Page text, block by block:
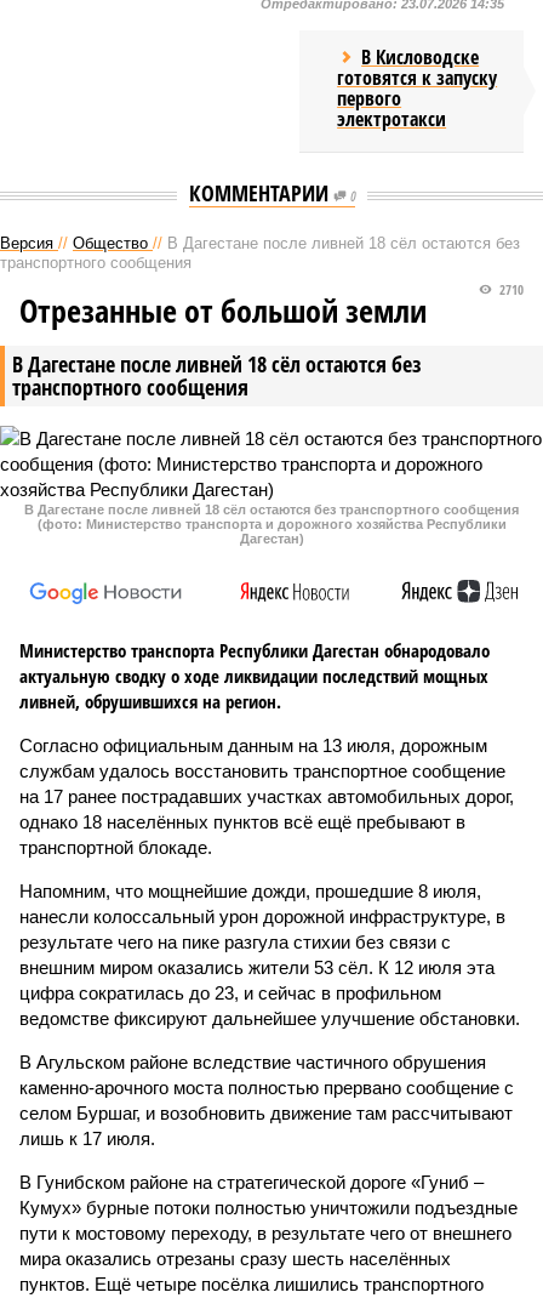
Отредактировано: 23.07.2026 14:35
В Кисловодске
готовятся к запуску
первого
электротакси
КОММЕНТАРИИ 0
Версия // Общество // В Дагестане после ливней 18 сёл остаются без
транспортного сообщения
В Дагестане после ливней 18 сёл остаются без
транспортного сообщения
2710
Отрезанные от большой земли
В Дагестане после ливней 18 сёл остаются без транспортного сообщения
(фото: Министерство транспорта и дорожного хозяйства Республики
Дагестан)
Министерство транспорта Республики Дагестан обнародовало
актуальную сводку о ходе ликвидации последствий мощных
ливней, обрушившихся на регион.
Согласно официальным данным на 13 июля, дорожным
службам удалось восстановить транспортное сообщение
на 17 ранее пострадавших участках автомобильных дорог,
однако 18 населённых пунктов всё ещё пребывают в
транспортной блокаде.
Напомним, что мощнейшие дожди, прошедшие 8 июля,
нанесли колоссальный урон дорожной инфраструктуре, в
результате чего на пике разгула стихии без связи с
внешним миром оказались жители 53 сёл. К 12 июля эта
цифра сократилась до 23, и сейчас в профильном
ведомстве фиксируют дальнейшее улучшение обстановки.
В Агульском районе вследствие частичного обрушения
каменно-арочного моста полностью прервано сообщение с
селом Буршаг, и возобновить движение там рассчитывают
лишь к 17 июля.
В Гунибском районе на стратегической дороге «Гуниб –
Кумух» бурные потоки полностью уничтожили подъездные
пути к мостовому переходу, в результате чего от внешнего
мира оказались отрезаны сразу шесть населённых
пунктов. Ещё четыре посёлка лишились транспортного